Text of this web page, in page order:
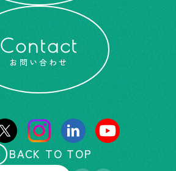
Contact
お問い合わせ
BACK TO TOP